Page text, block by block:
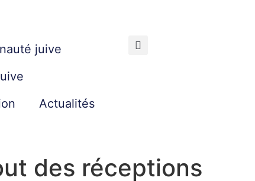
juive
Actualités
des réceptions